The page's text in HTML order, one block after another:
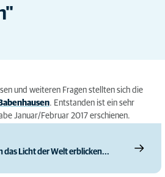
und weiteren Fragen stellten sich die
. Entstanden ist ein sehr
Januar/Februar 2017 erschienen.
Licht der Welt erblicken...